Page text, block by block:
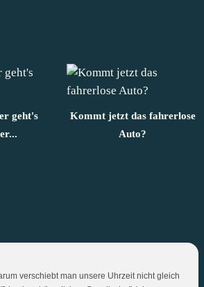
geht's
Kommt jetzt das fahrerlose
Auto?
verschiebt man unsere Uhrzeit nicht gleich